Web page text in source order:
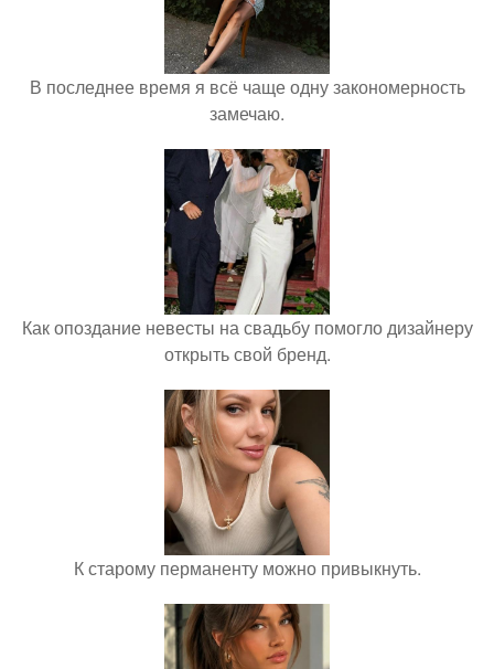
В последнее время я всё чаще одну закономерность
замечаю.
Как опоздание невесты на свадьбу помогло дизайнеру
открыть свой бренд.
К старому перманенту можно привыкнуть.